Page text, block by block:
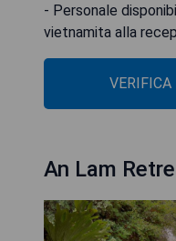
- Personale
vietnamita alla
An Lam